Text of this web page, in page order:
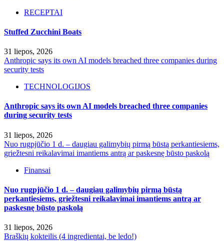
RECEPTAI
Stuffed Zucchini Boats
31 liepos, 2026
Anthropic says its own AI models breached three companies during
security tests
TECHNOLOGIJOS
Anthropic says its own AI models breached three companies
during security tests
31 liepos, 2026
Nuo rugpjūčio 1 d. – daugiau galimybių pirmą būstą perkantiesiems,
griežtesni reikalavimai imantiems antrą ar paskesnę būsto paskolą
Finansai
Nuo rugpjūčio 1 d. – daugiau galimybių pirmą būstą
perkantiesiems, griežtesni reikalavimai imantiems antrą ar
paskesnę būsto paskolą
31 liepos, 2026
Braškių kokteilis (4 ingredientai, be ledo!)